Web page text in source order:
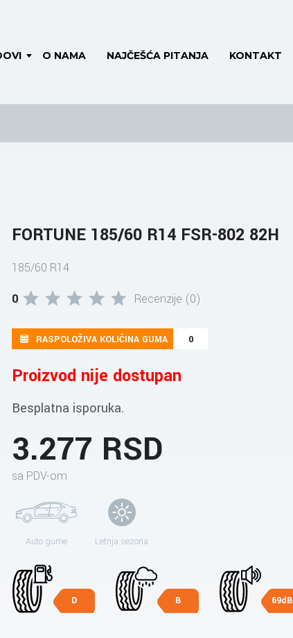
O NAMA NAJČEŠĆA PITANJA KONTAKT
FORTUNE 185/60 R14 FSR-802 82H
185/60 R14
0
Recenzije (0)
RASPOLOŽIVA KOLIČINA GUMA 0
Proizvod nije dostupan
Besplatna isporuka.
3.277 RSD
sa PDV-om
Auto gume Letnja sezona
D B 69dB